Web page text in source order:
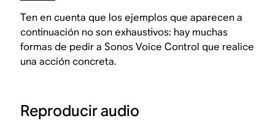
Ten en cuenta que los ejemplos que aparecen a
continuación no son exhaustivos: hay muchas
formas de pedir a Sonos Voice Control que realice
una acción concreta.
Reproducir audio